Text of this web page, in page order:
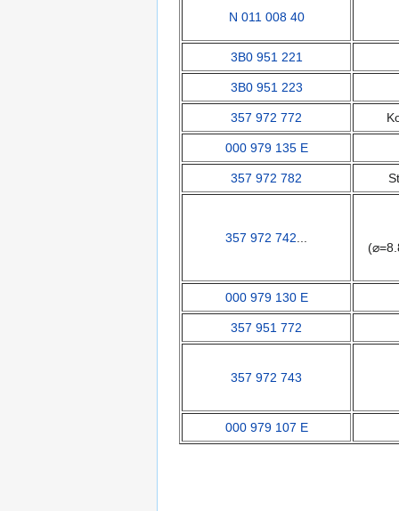
N 011 008 40
3B0 951 221
3B0 951 223
357 972 772
000 979 135 E
357 972 782
357 972 742
000 979 130 E
357 951 772
357 972 743
000 979 107 E